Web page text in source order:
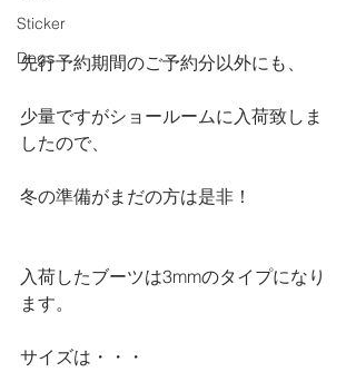
Sticker
Dogs
先行予約期間のご予約分以外にも、
少量ですがショールームに入荷致しま
したので、
冬の準備がまだの方は是非！
入荷したブーツは3mmのタイプになり
ます。
サイズは・・・